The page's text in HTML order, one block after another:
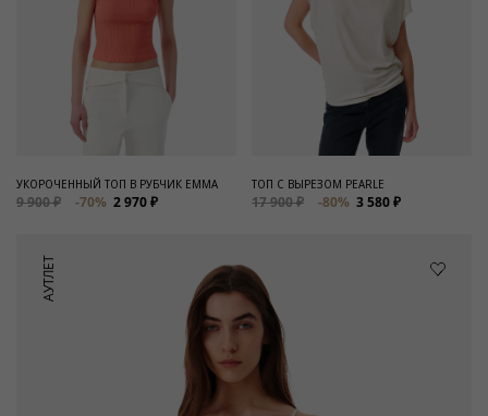
УКОРОЧЕННЫЙ ТОП В РУБЧИК EMMA
9 900 ₽ -70% 2 970 ₽
ТОП С ВЫРЕЗОМ PEARLE
17 900 ₽ -80% 3 580 ₽
АУТЛЕТ